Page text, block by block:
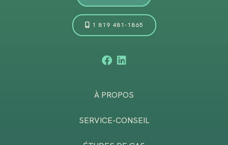
1 819 481-1865
À PROPOS
SERVICE-CONSEIL